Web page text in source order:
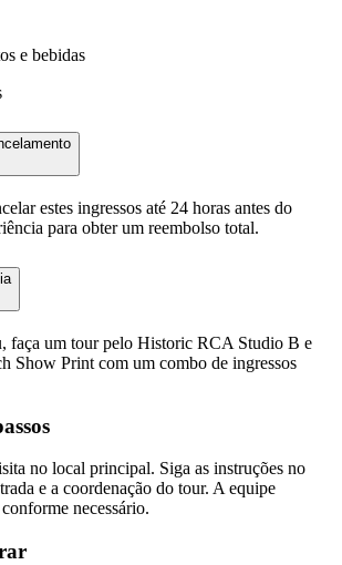
e bebidas
estes ingressos até 24 horas antes do
para obter um reembolso total.
faça um tour pelo Historic RCA Studio B e
Show Print com um combo de ingressos
no local principal. Siga as instruções no
e a coordenação do tour. A equipe
necessário.